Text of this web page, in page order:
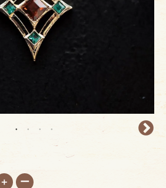
＋ ー